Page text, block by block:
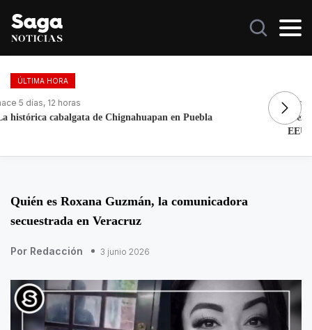
ÚLTIMA HORA
hace 1 día, 11 horas
Mexicano se declara culpable de lavar más de 1.9 MDD en
Quién es Roxana Guzmán, la comunicadora
secuestrada en Veracruz
Por Redacción 3 junio 2026